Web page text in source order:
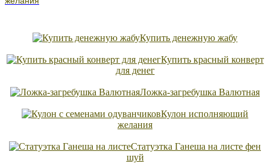
Купить денежную жабу
Купить красный конверт
для денег
Ложка-загребушка Валютная
Кулон исполняющий
желания
Статуэтка Ганеша на листе фен
шуй